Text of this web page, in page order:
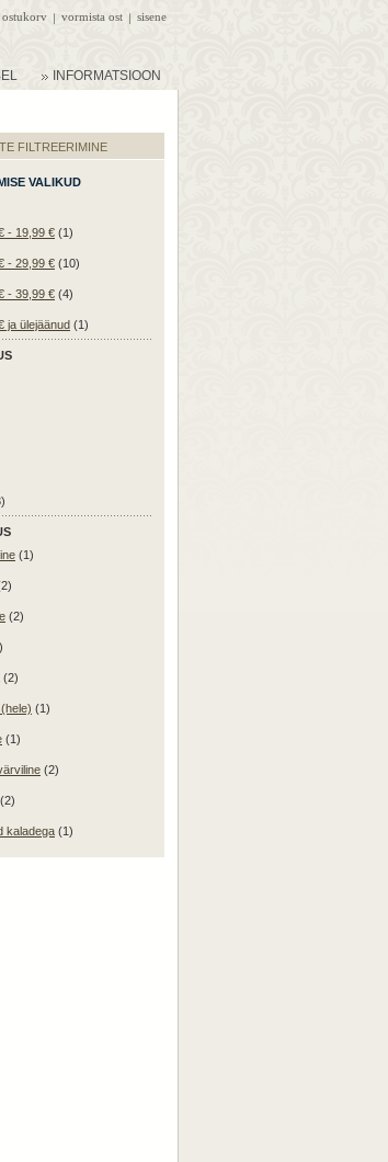
ostukorv vormista ost sisene
INFORMATSIOON
FILTREERIMINE
VALIKUD
- 19,99 € (1)
- 29,99 € (10)
- 39,99 € (4)
ja ülejäänud (1)
(1)
(2)
(2)
(1)
(1)
(2)
(2)
kaladega (1)